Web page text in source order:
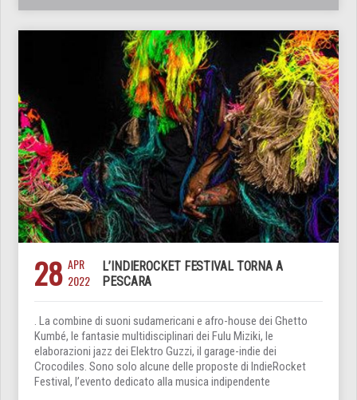
28 APR
2022
L’INDIEROCKET FESTIVAL TORNA A
PESCARA
. La combine di suoni sudamericani e afro-house dei Ghetto
Kumbé, le fantasie multidisciplinari dei Fulu Miziki, le
elaborazioni jazz dei Elektro Guzzi, il garage-indie dei
Crocodiles. Sono solo alcune delle proposte di IndieRocket
Festival, l’evento dedicato alla musica indipendente